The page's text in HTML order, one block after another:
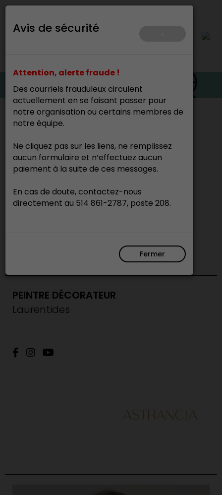
Avis de sécurité
Attention, alerte fraude !
Des courriels frauduleux circulent
actuellement en se faisant passer pour
notre organisation ou certains membres de
notre équipe.
Ne cliquez pas sur les liens, ne remplissez
aucun formulaire et n’effectuez aucun
paiement à la suite de ces messages.
En cas de doute, contactez-nous
directement au 514 861-2787, poste 208.
Fermer
Accueil>
Andrée Perreault
Peintre
PEINTRE DÉCORATEUR
Laurentides